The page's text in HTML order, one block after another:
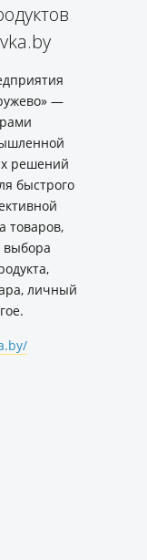
—
решений
быстрого
товаров,
выбора
личный